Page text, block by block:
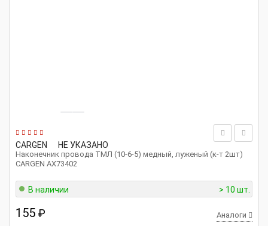
CARGEN НЕ УКАЗАНО
Наконечник провода ТМЛ (10-6-5) медный, луженый (к-т 2шт)
CARGEN AX73402
В наличии > 10 шт.
155 ₽ Аналоги